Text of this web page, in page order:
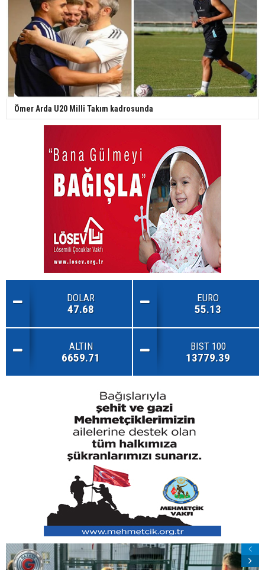
Ömer Arda U20 Millî Takım kadrosunda
DOLAR
47.68
EURO
55.13
ALTIN
6659.71
BIST 100
13779.39